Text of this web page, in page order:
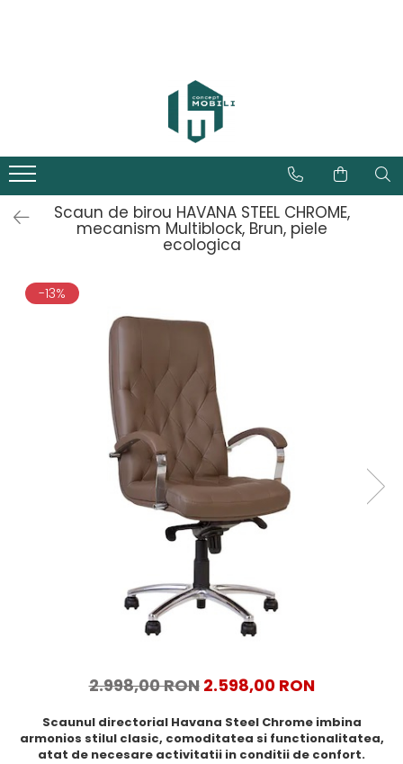
Scaun de birou HAVANA STEEL CHROME,
mecanism Multiblock, Brun, piele
ecologica
-13%
2.998,00 RON 2.598,00 RON
Scaunul directorial Havana Steel Chrome imbina
armonios stilul clasic, comoditatea si functionalitatea,
atat de necesare activitatii in conditii de confort.